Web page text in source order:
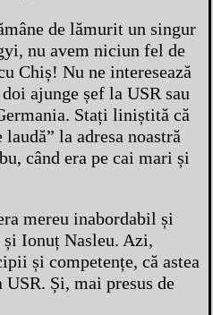
de lămurit un singur
nu avem niciun fel de
Chiș! Nu ne interesează
ajunge șef la USR sau
Stați liniștită că
la adresa noastră
când era pe cai mari și
mereu inabordabil și
Ionuț Nasleu. Azi,
și competențe, că astea
Și, mai presus de